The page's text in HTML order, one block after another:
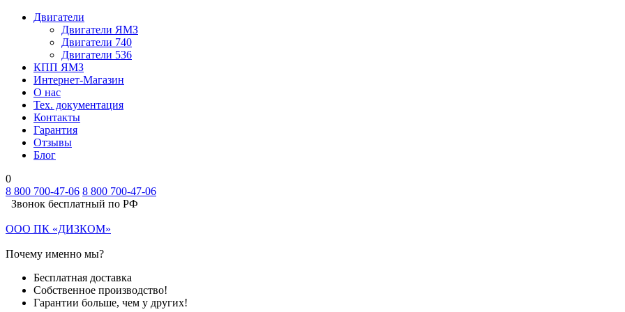
Двигатели
Двигатели ЯМЗ
Двигатели 740
Двигатели 536
КПП ЯМЗ
Интернет-Магазин
О нас
Тех. документация
Контакты
Гарантия
Отзывы
Блог
0
8 800 700-47-06 8 800 700-47-06
Звонок бесплатный по РФ
ООО ПК «ДИЗКОМ»
Почему именно мы?
Бесплатная доставка
Собственное производство!
Гарантии больше, чем у других!